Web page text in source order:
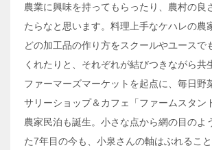
農業に興味を持ってもらったり、農村の良
たらなと思います。料理上手なケハレの農
どの加工品の作り方をスクールやユースで
くれたりと、それぞれが結びつきながら共
ファーマーズマーケットを起点に、毎日野
サリーショップ＆カフェ「ファームスタン
農家民泊も誕生。小さな点から網の目のよ
た7年目の今も、小泉さんの軸はぶれること